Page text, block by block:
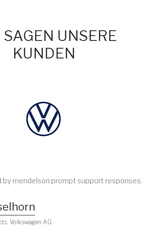
SAGEN UNSERE
KUNDEN
by mendelson prompt support responses.
Volkswagen AG